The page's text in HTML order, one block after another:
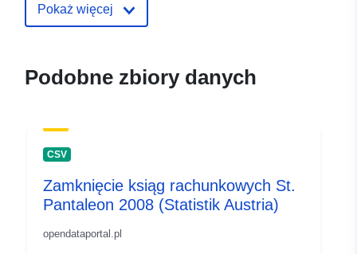
Pokaż więcej
Podobne zbiory danych
CSV
Zamknięcie ksiąg rachunkowych St.
Pantaleon 2008 (Statistik Austria)
opendataportal.pl